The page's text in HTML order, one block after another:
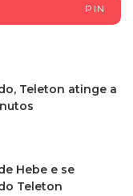
PIN
Teleton atinge a
Hebe e se
Teleton